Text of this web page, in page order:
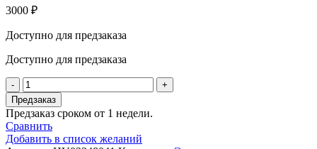
3000 ₽
Доступно для предзаказа
Доступно для предзаказа
Количество
товара
UFO
Защита
заднего
крыла
Предзаказ
Предзаказ сроком от 1 недели.
Сравнить
Добавить в список желаний